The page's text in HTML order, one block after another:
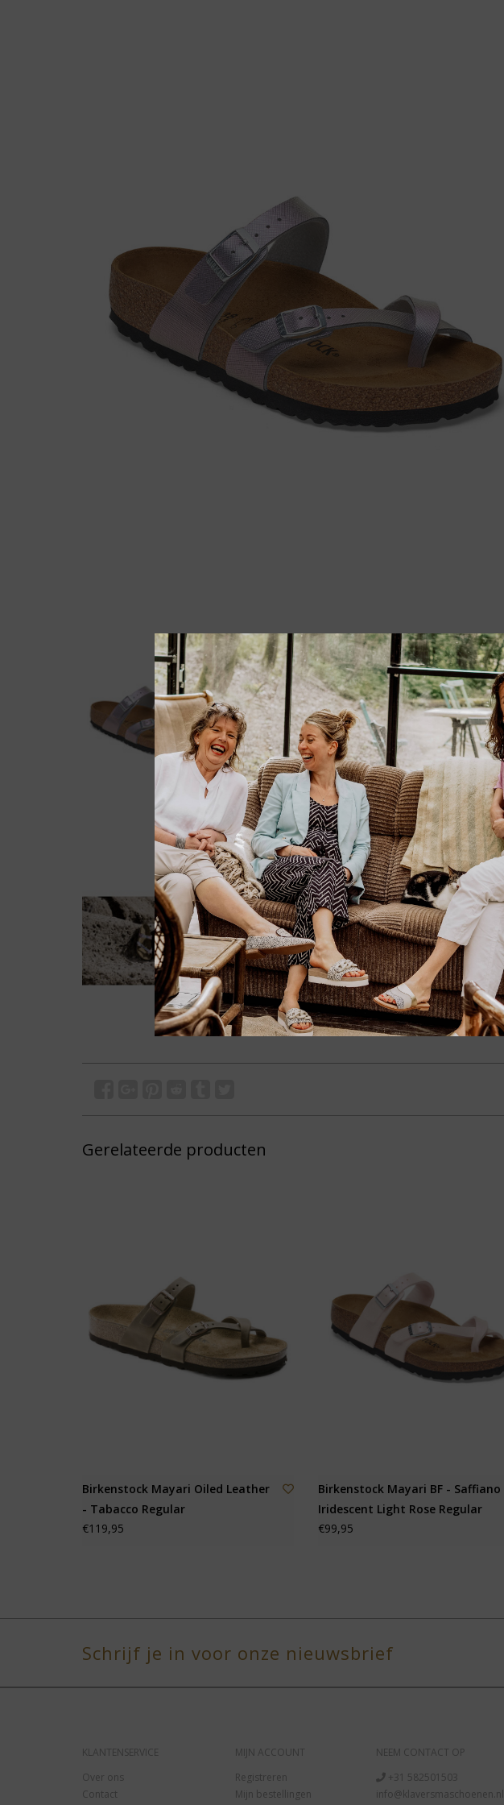
Gerelateerde producten
Birkenstock Mayari Oiled Leather
- Tabacco Regular
€119,95
Birkenstock Mayari BF - Saffiano
Iridescent Light Rose Regular
€99,95
Schrijf je in voor onze nieuwsbrief
KLANTENSERVICE
Over ons
Contact
MIJN ACCOUNT
Registreren
Mijn bestellingen
NEEM CONTACT OP
+31 582501503
info@klaversmaschoenen.nl